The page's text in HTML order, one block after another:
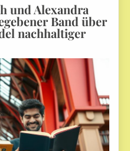
und Alexandra
Band über
nachhaltiger